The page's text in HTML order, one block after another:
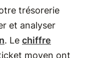
trésorerie
et analyser
. Le chiffre
moyen ont